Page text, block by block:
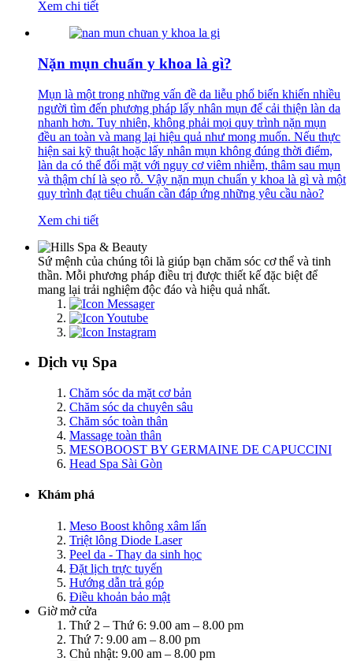
Xem chi tiết
Nặn mụn chuẩn y khoa là gì?
Mụn là một trong những vấn đề da liễu phổ biến khiến nhiều
người tìm đến phương pháp lấy nhân mụn để cải thiện làn da
nhanh hơn. Tuy nhiên, không phải mọi quy trình nặn mụn
đều an toàn và mang lại hiệu quả như mong muốn. Nếu thực
hiện sai kỹ thuật hoặc lấy nhân mụn không đúng thời điểm,
làn da có thể đối mặt với nguy cơ viêm nhiễm, thâm sau mụn
và thậm chí là sẹo rỗ. Vậy nặn mụn chuẩn y khoa là gì và một
quy trình đạt tiêu chuẩn cần đáp ứng những yêu cầu nào?
Xem chi tiết
Sứ mệnh của chúng tôi là giúp bạn chăm sóc cơ thể và tinh
thần. Mỗi phương pháp điều trị được thiết kế đặc biệt để
mang lại trải nghiệm độc đáo và hiệu quả nhất.
Dịch vụ Spa
Chăm sóc da mặt cơ bản
Chăm sóc da chuyên sâu
Chăm sóc toàn thân
Massage toàn thân
MESOBOOST BY GERMAINE DE CAPUCCINI
Head Spa Sài Gòn
Khám phá
Meso Boost không xâm lấn
Triệt lông Diode Laser
Peel da - Thay da sinh học
Đặt lịch trực tuyến
Hướng dẫn trả góp
Điều khoản bảo mật
Giờ mở cửa
Thứ 2 – Thứ 6: 9.00 am – 8.00 pm
Thứ 7: 9.00 am – 8.00 pm
Chủ nhật: 9.00 am – 8.00 pm